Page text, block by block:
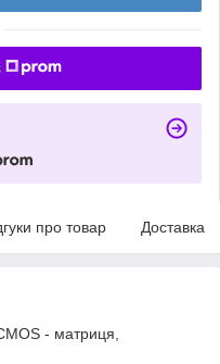
про товар Доставка
- матриця,